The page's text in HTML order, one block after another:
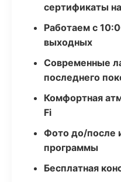
сертификаты
Работаем с
выходных
Современные
последнего
Комфортная
Fi
Фото до/после
программы
Бесплатная